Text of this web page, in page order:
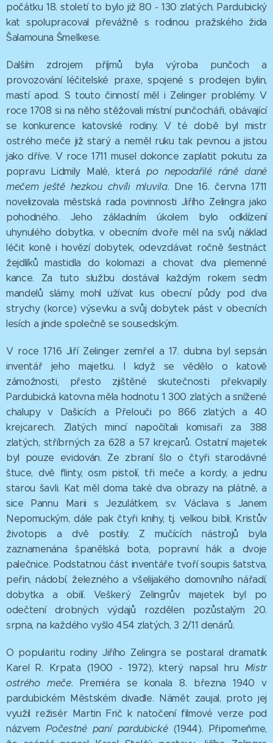
počátku 18. století to bylo již 80 - 130 zlatých. Pardubický
kat spolupracoval převážně s rodinou pražského žida
Šalamouna Šmelkese.
Dalším zdrojem příjmů byla výroba punčoch a
provozování léčitelské praxe, spojené s prodejen bylin,
mastí apod. S touto činností měl i Zelinger problémy. V
roce 1708 si na něho stěžovali místní punčocháři, obávající
se konkurence katovské rodiny. V té době byl mistr
ostrého meče již starý a neměl ruku tak pevnou a jistou
jako dříve. V roce 1711 musel dokonce zaplatit pokutu za
popravu Lidmily Malé, kterápo nepodařilé ráně dané
mečem ještě hezkou chvíli mluvila. Dne 16. června 1711
novelizovala městská rada povinnosti Jiřího Zelingra jako
pohodného. Jeho základním úkolem bylo odklízení
uhynulého dobytka, v obecním dvoře měl na svůj náklad
léčit koně i hovězí dobytek, odevzdávat ročně šestnáct
žejdlíků mastidla do kolomazi a chovat dva plemenné
kance. Za tuto službu dostával každým rokem sedm
mandelů slámy, mohl užívat kus obecní půdy pod dva
strychy (korce) výsevku a svůj dobytek pást v obecních
lesích a jinde společně se sousedským.
V roce 1716 Jiří Zelinger zemřel a 17. dubna byl sepsán
inventář jeho majetku. I když se vědělo o katově
zámožnosti, přesto zjištěné skutečnosti překvapily.
Pardubická katovna měla hodnotu 1 300 zlatých a snížené
chalupy v Dašicích a Přelouči po 866 zlatých a 40
krejcarech. Zlatých mincí napočítali komisaři za 388
zlatých, stříbrných za 628 a 57 krejcarů. Ostatní majetek
byl pouze evidován. Ze zbraní šlo o čtyři starodávné
štuce, dvě flinty, osm pistolí, tři meče a kordy, a jednu
starou šavli. Kat měl doma také dva obrazy na plátně, a
sice Pannu Marii s Jezulátkem, sv. Václava s Janem
Nepomuckým, dále pak čtyři knihy, tj. velkou bibli, Kristův
životopis a dvě postily. Z mučících nástrojů byla
zaznamenána španělská bota, popravní hák a dvoje
palečnice. Podstatnou část inventáře tvoří soupis šatstva,
peřin, nádobí, železného a všelijakého domovního nářadí,
dobytka a obilí. Veškerý Zelingrův majetek byl po
odečtení drobných výdajů rozdělen pozůstalým 20.
srpna, na každého vyšlo 454 zlatých, 3 2/11 denárů.
O popularitu rodiny Jiřího Zelingra se postaral dramatik
Karel R. Krpata (1900 - 1972), který napsal hru Mistr
ostrého meče. Premiéra se konala 8. března 1940 v
pardubickém Městském divadle. Námět zaujal, proto jej
využil režisér Martin Frič k natočení filmové verze pod
názvemPočestné paní pardubické(1944). Připomeňme,